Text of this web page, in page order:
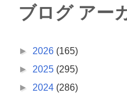
ブログ アー
► 2026 (165)
► 2025 (295)
► 2024 (286)